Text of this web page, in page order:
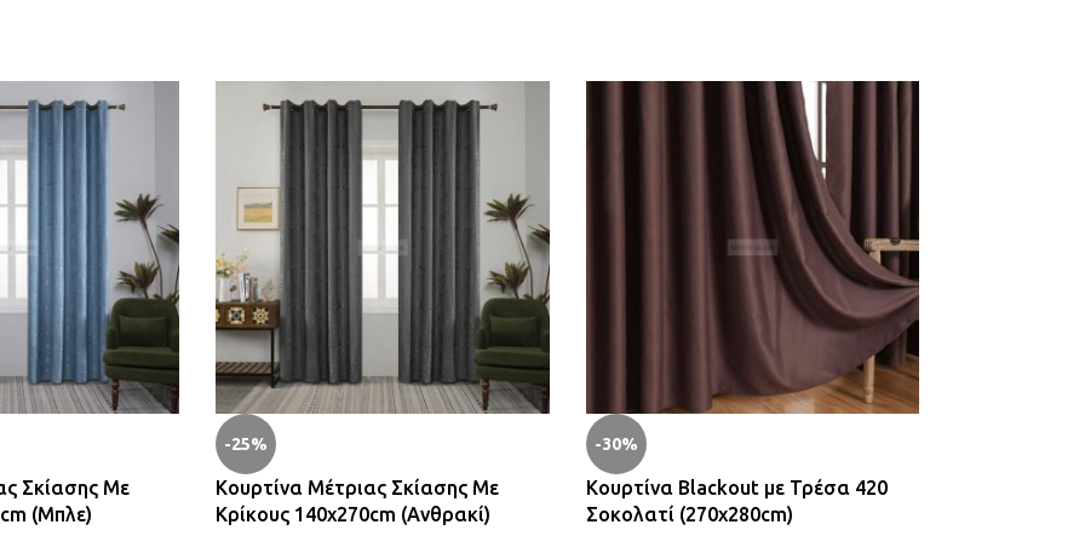
Σκίασης Με
(Μπλε)
-25%
Κουρτίνα Μέτριας Σκίασης Με
Κρίκους 140x270cm (Ανθρακί)
-30%
Κουρτίνα Blackout με Τρέσα 420
Σοκολατί (270x280cm)